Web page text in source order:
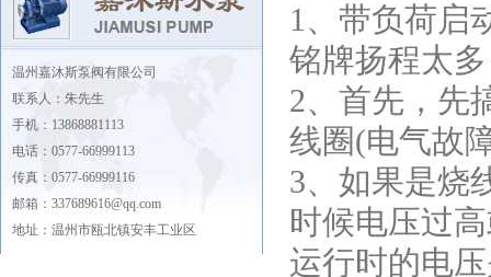
温州嘉沐斯泵阀有限公司
联系人：朱先生
手机：13868881113
电话：0577-66999113
传真：0577-66999116
邮箱：337689616@qq.com
地址：温州市瓯北镇安丰工业区
1、带负荷启
铭牌扬程太
2、首先，先
线圈(电气故
3、如果是烧
时候电压过
运行时的电